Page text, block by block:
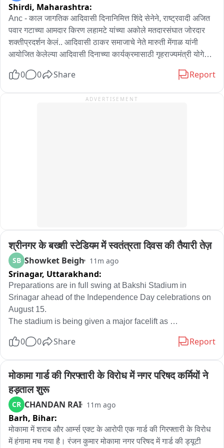
Shirdi, Maharashtra:
Anc - काल जागतिक आदिवासी दिनानिमित्त शिंदे सेनेने, राष्ट्रवादी अजित
पवार गटाच्या आमदार किरण लहामटे यांच्या अकोले मतदारसंघात जोरदार
शक्तीप्रदर्शन केलं.. आदिवासी ठाकर समाजाचे नेते मारुती मेंगाळ यांनी
आयोजित केलेल्या आदिवासी दिनाच्या कार्यक्रमासाठी गृहराज्यमंत्री योगेश
लावली.. यावेळी अकोले शहरातून काढण्यात आलेल्या भव्य रॅलीत हजारो
निवडणुकांमध्ये अकोले तालुक्यात, शिंदेंची शिवसेना आणि राष्ट्रवादी अजित
0 0 Share Report
ADVERTISEMENT
श्रीनगर के बख्शी स्टेडियम में स्वतंत्रता दिवस की तैयारी तेज़
SB Showket Beigh 11m ago
Srinagar, Uttarakhand:
Preparations are in full swing at Bakshi Stadium in
Srinagar ahead of the Independence Day celebrations on
August 15.
The stadium is being given a major facelift as
programme, including flag hoisting, the parade, cultural
The venue and its surrounding areas are being decorated
with Tricolour flags and Independence Day-themed
decorations, giving Bakshi Stadium a festive national-
colour look.
Security arrangements have also been significantly
strengthened around the stadium. J&K Police, CRPF, BSF
and SOG personnel are being deployed as part of the
0 0 Share Report
मोकामा गार्ड की गिरफ्तारी के विरोध में नगर परिषद कर्मियों ने
हड़ताल शुरू
CR CHANDAN RAI 11m ago
Barh, Bihar:
मोकामा में शराब और आर्म्स एक्ट के आरोपी एक गार्ड की गिरफ्तारी के विरोध
में हंगामा मच गया है। रंजन कुमार मोकामा नगर परिषद में गार्ड की ड्यूटी